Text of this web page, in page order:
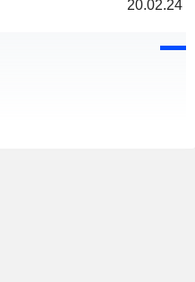
20.02.24